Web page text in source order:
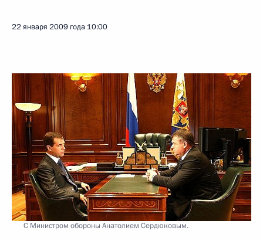
22 января 2009 года 10:00
С Министром обороны Анатолием Сердюковым.